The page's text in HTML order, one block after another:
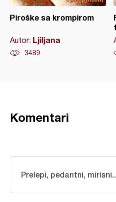
Piroške sa krompirom
Autor: Ljiljana
3489
Komentari
Prelepi, pedantni, mirisni..